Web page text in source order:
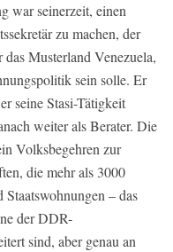
war seinerzeit, einen
zu machen, der
Musterland Venezuela,
sein solle. Er
seine Stasi-Tätigkeit
weiter als Berater. Die
Volksbegehren zur
die mehr als 3000
– das
der DDR-
sind, aber genau an